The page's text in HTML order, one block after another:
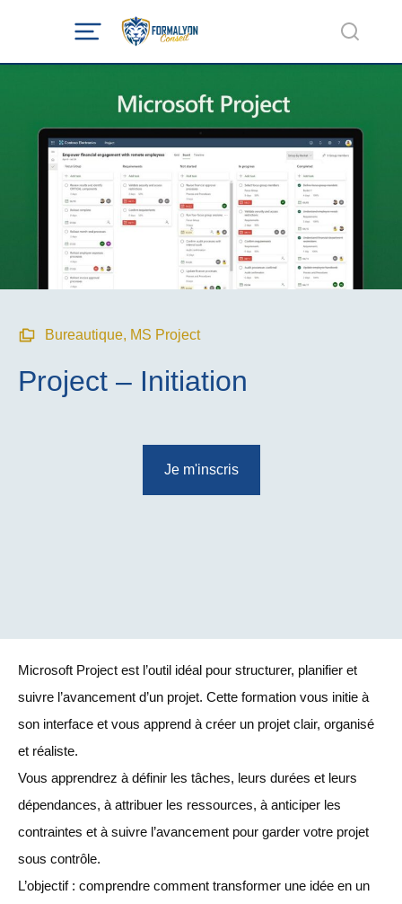
Bureautique, MS Project
Project – Initiation
Je m'inscris
Microsoft Project est l’outil idéal pour structurer, planifier et
suivre l’avancement d’un projet. Cette formation vous initie à
son interface et vous apprend à créer un projet clair, organisé
et réaliste.
Vous apprendrez à définir les tâches, leurs durées et leurs
dépendances, à attribuer les ressources, à anticiper les
contraintes et à suivre l’avancement pour garder votre projet
sous contrôle.
L’objectif : comprendre comment transformer une idée en un